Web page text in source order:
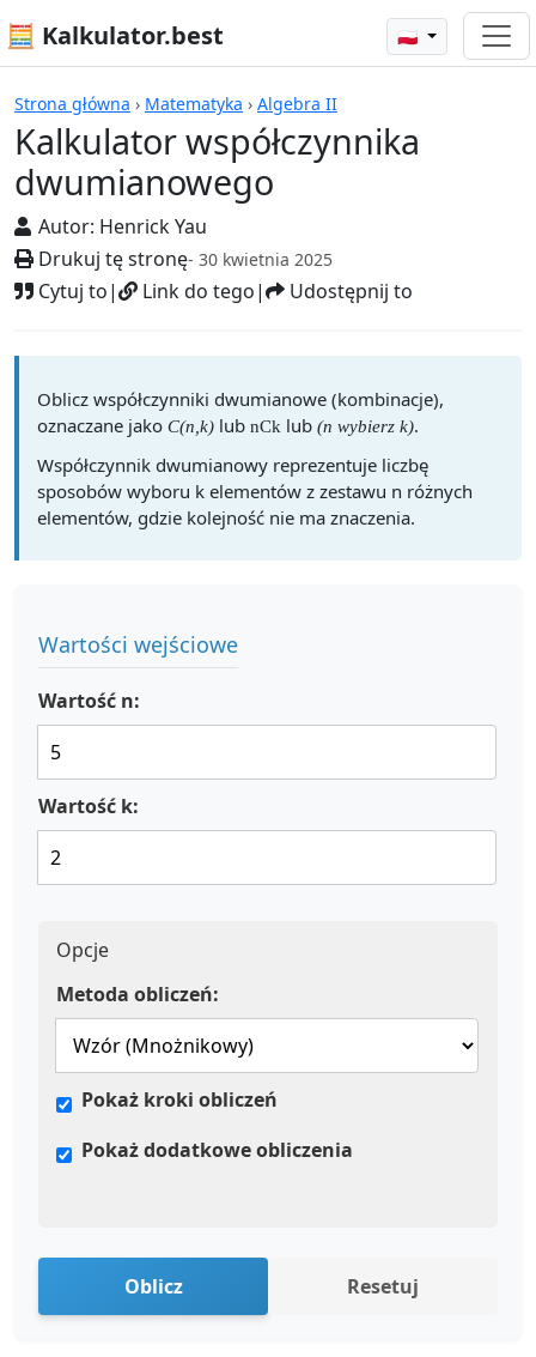
🧮 Kalkulator.best 🇵🇱
Strona główna › Matematyka › Algebra II
Kalkulator współczynnika
dwumianowego
Autor: Henrick Yau
Drukuj tę stronę- 30 kwietnia 2025
Cytuj to| Link do tego| Udostępnij to
Kalkulatory
Oblicz współczynniki dwumianowe (kombinacje),
oznaczane jako C(n,k) lub nCk lub (n wybierz k).
Współczynnik dwumianowy reprezentuje liczbę
sposobów wyboru k elementów z zestawu n różnych
elementów, gdzie kolejność nie ma znaczenia.
Wartości wejściowe
Wartość n:
Wartość k:
Opcje
Metoda obliczeń:
Pokaż kroki obliczeń
Pokaż dodatkowe obliczenia
Oblicz Resetuj